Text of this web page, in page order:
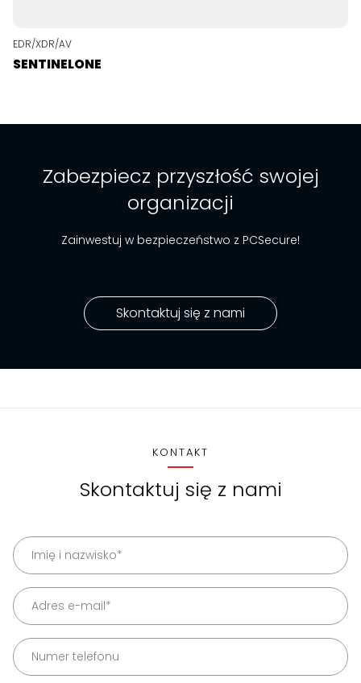
EDR/XDR/AV
SENTINELONE
Zabezpiecz przyszłość swojej
organizacji
Zainwestuj w bezpieczeństwo z PCSecure!
Skontaktuj się z nami
KONTAKT
Skontaktuj się z nami